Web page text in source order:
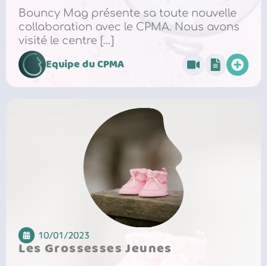
Bouncy Mag présente sa toute nouvelle
collaboration avec le CPMA. Nous avons
visité le centre […]
Equipe du CPMA
10/01/2023
Les Grossesses Jeunes